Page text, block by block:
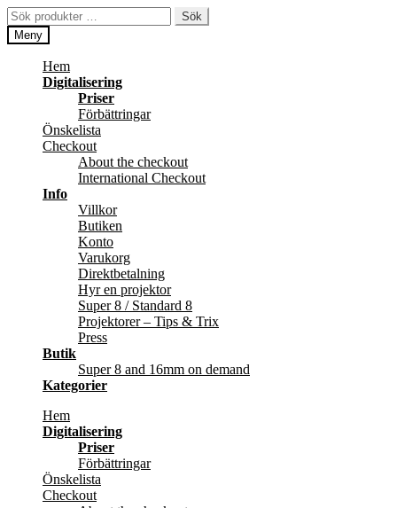
Hoppa
till
navigering
Hoppa
till
innehåll
Sök
efter:
Sök
Meny
Hem
Digitalisering
Priser
Förbättringar
Önskelista
Checkout
About the checkout
International Checkout
Info
Villkor
Butiken
Konto
Varukorg
Direktbetalning
Hyr en projektor
Super 8 / Standard 8
Projektorer – Tips & Trix
Press
Butik
Super 8 and 16mm on demand
Kategorier
Hem
Digitalisering
Priser
Förbättringar
Önskelista
Checkout